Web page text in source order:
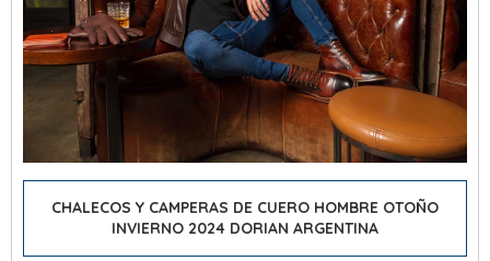
CHALECOS Y CAMPERAS DE CUERO HOMBRE OTOÑO
INVIERNO 2024 DORIAN ARGENTINA